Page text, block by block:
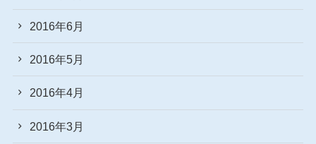
2016年6月
2016年5月
2016年4月
2016年3月